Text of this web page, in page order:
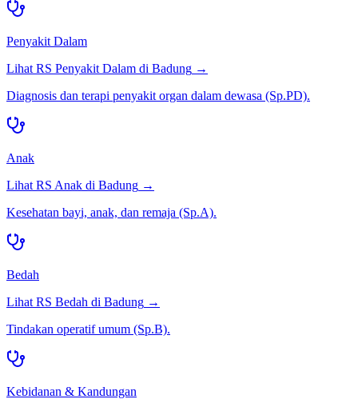
Penyakit Dalam
Lihat RS Penyakit Dalam di Badung →
Diagnosis dan terapi penyakit organ dalam dewasa (Sp.PD).
Anak
Lihat RS Anak di Badung →
Kesehatan bayi, anak, dan remaja (Sp.A).
Bedah
Lihat RS Bedah di Badung →
Tindakan operatif umum (Sp.B).
Kebidanan & Kandungan